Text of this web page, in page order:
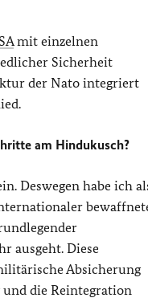
mit einzelnen
Sicherheit
der Nato integriert
am Hindukusch?
Deswegen habe ich
ausgeht. Diese
Absicherung
die Reintegration